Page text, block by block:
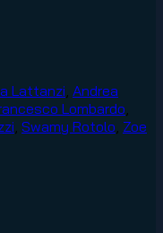
Lattanzi Andrea
Lombardo
Swamy Rotolo Zoe